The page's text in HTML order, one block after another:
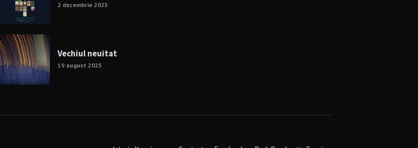
2 decembrie 2025
Vechiul neuitat
19 august 2025